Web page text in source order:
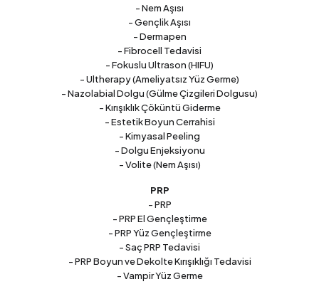
- Nem Aşısı
- Gençlik Aşısı
- Dermapen
- Fibrocell Tedavisi
- Fokuslu Ultrason (HIFU)
- Ultherapy (Ameliyatsız Yüz Germe)
- Nazolabial Dolgu (Gülme Çizgileri Dolgusu)
- Kırışıklık Çöküntü Giderme
- Estetik Boyun Cerrahisi
- Kimyasal Peeling
- Dolgu Enjeksiyonu
- Volite (Nem Aşısı)
PRP
- PRP
- PRP El Gençleştirme
- PRP Yüz Gençleştirme
- Saç PRP Tedavisi
- PRP Boyun ve Dekolte Kırışıklığı Tedavisi
- Vampir Yüz Germe